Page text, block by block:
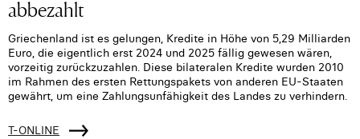
abbezahlt
Griechenland ist es gelungen, Kredite in Höhe von 5,29 Milliarden
Euro, die eigentlich erst 2024 und 2025 fällig gewesen wären,
vorzeitig zurückzuzahlen. Diese bilateralen Kredite wurden 2010
im Rahmen des ersten Rettungspakets von anderen EU-Staaten
gewährt, um eine Zahlungsunfähigkeit des Landes zu verhindern.
T-ONLINE